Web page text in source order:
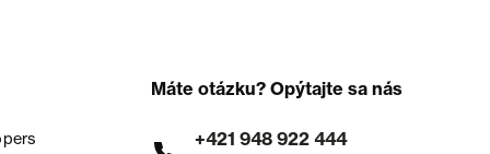
Máte otázku? Opýtajte sa nás
+421 948 922 444